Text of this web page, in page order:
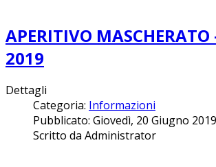
APERITIVO
2019
Dettagli
Categoria: Informazioni
Pubblicato: Giovedì, 20 Giugno
Scritto da Administrator